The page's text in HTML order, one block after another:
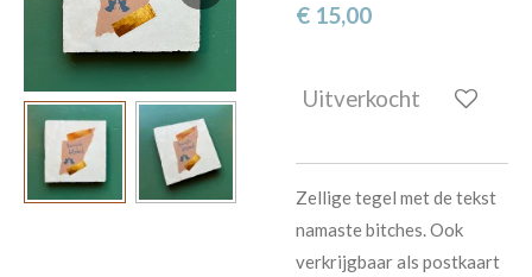
€ 15,00
Uitverkocht
Zellige tegel met de tekst
namaste bitches. Ook
verkrijgbaar als postkaart